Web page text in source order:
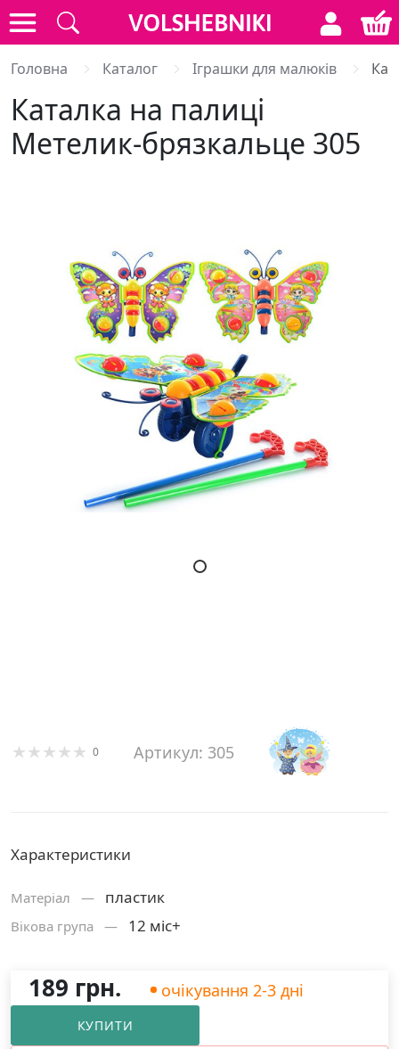
Головна Каталог Іграшки для малюків
Каталка на палиці
Метелик-брязкальце 305
0 Артикул: 305
Характеристики
Матерiал — пластик
Вікова група — 12 міс+
189 грн. очікування 2-3 дні
КУПИТИ